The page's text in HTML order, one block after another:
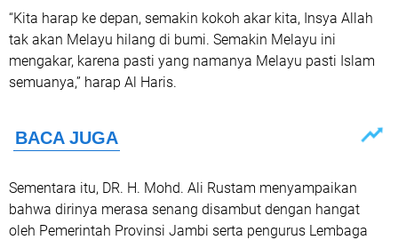
“Kita harap ke depan, semakin kokoh akar kita, Insya Allah
tak akan Melayu hilang di bumi. Semakin Melayu ini
mengakar, karena pasti yang namanya Melayu pasti Islam
semuanya,” harap Al Haris.
Sementara itu, DR. H. Mohd. Ali Rustam menyampaikan
bahwa dirinya merasa senang disambut dengan hangat
oleh Pemerintah Provinsi Jambi serta pengurus Lembaga